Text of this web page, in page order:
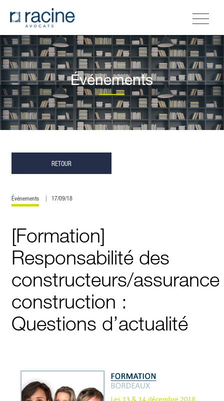
Événements
RETOUR
Événements 17/09/18
[Formation]
Responsabilité des
constructeurs/assurance
construction :
Questions d’actualité